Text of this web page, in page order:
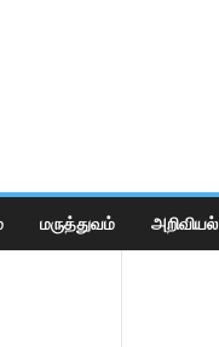
மருத்துவம் அறிவியல்